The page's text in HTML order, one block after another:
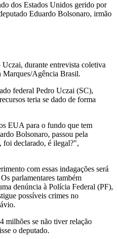
dos Estados Unidos gerido por
Eduardo Bolsonaro, irmão
durante entrevista coletiva
Marques/Agência Brasil.
federal Pedro Uczai (SC),
teria se dado de forma
EUA para o fundo que tem
Bolsonaro, passou pela
foi declarado, é ilegal?",
com essas indagações será
parlamentares também
denúncia à Polícia Federal (PF),
possíveis crimes no
milhões se não tiver relação
o deputado.